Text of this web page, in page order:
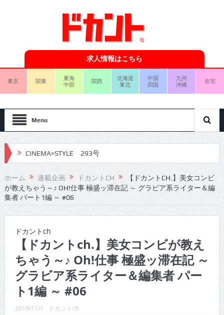
求人情報はこちら
東京 関東
東海
中部
関西
北海道
東北
中国
四国
九州
沖縄
在宅
Menu
CINEMA×STYLE 293号
CINEMA×STYLE 292号
CINEMA×STYLE 291号
CINEMA×STYLE 290号
CINEMA×STYLE 289号
CINEMA×STYLE 288号
CINEMA×STYLE 287号
CINEMA×STYLE 286号
CINEMA×STYLE 285号
ホーム 連載企画 ドカントCH
【ドカントCH.】美女コンビ
が教えちゃう～♪ OH!仕事 極盛ッ滞在記 ～ グラビア系ライター＆編
集者 パート1編 ～ #06
ドカントch
【ドカントch.】美女コンビが教え
ちゃう～♪ Oh!仕事 極盛ッ滞在記 ～
グラビア系ライター＆編集者 パー
ト1編 ～ #06
2019/11/1 ドカントch